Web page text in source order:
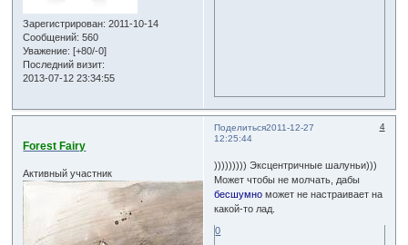
Зарегистрирован: 2011-10-14
Сообщений: 560
Уважение: [+80/-0]
Последний визит:
2013-07-12 23:34:55
Поделиться 4
2011-12-27
12:25:44
Forest Fairy
Активный участник
))))))))) Эксцентричные шалуньи)))
Может чтобы не молчать, дабы
бесшумно может не настраивает на
какой-то лад.
0